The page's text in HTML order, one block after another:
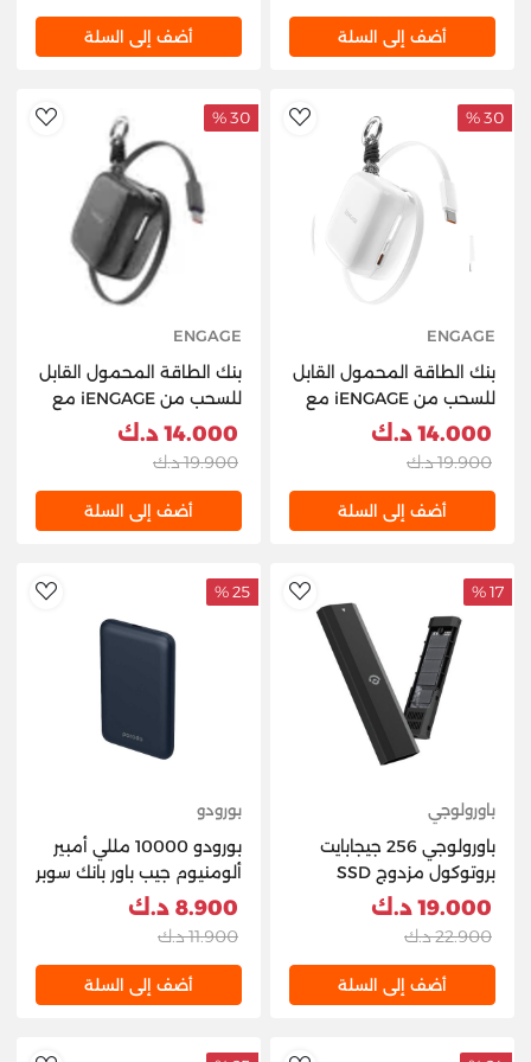
20W 15W 10000 مللي
أمبير - رمادي SIPBMGP1
أضف إلى السلة أضف إلى السلة
AddToWishlist
30 %
ENGAGE
بنك الطاقة المحمول القابل
للسحب من iENGAGE مع
شاشة LED
14.000 د.ك
19.900 د.ك
أضف إلى السلة
30 %
ENGAGE
بنك الطاقة المحمول القابل
للسحب من iENGAGE مع
شاشة LED
14.000 د.ك
19.900 د.ك
أضف إلى السلة
AddToWishlist
17 %
باورولوجي
باورولوجي 256 جيجابايت
بروتوكول مزدوج SSD
محمول دريف أسود
PWSSD256BK
19.000 د.ك
22.900 د.ك
أضف إلى السلة
25 %
بورودو
بورودو 10000 مللي أمبير
ألومنيوم جيب باور بانك سوبر
PBFCH034-GY
8.900 د.ك
11.900 د.ك
أضف إلى السلة